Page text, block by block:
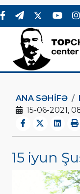
ANA SƏHIFƏ
15-06-2021,
15 iyun